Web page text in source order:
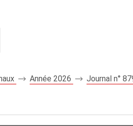
Année 2026 Journal n°